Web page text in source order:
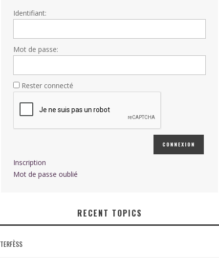
Identifiant:
Mot de passe:
Rester connecté
CONNEXION
Inscription
Mot de passe oublié
RECENT TOPICS
TERFÈSS